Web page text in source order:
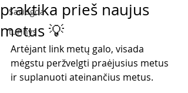
Saviugda
turinys
praktika prieš naujus
metus 💡
Artėjant link metų galo, visada
mėgstu peržvelgti praėjusius metus
ir suplanuoti ateinančius metus.